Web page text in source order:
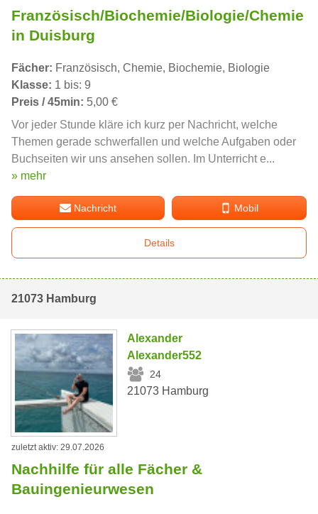
Französisch/Biochemie/Biologie/Chemie
in Duisburg
Fächer: Französisch, Chemie, Biochemie, Biologie
Klasse: 1 bis: 9
Preis / 45min: 5,00 €
Vor jeder Stunde kläre ich kurz per Nachricht, welche
Themen gerade schwerfallen und welche Aufgaben oder
Buchseiten wir uns ansehen sollen. Im Unterricht e...
» mehr
Nachricht Mobil
Details
21073 Hamburg
Alexander
Alexander552
24
21073 Hamburg
zuletzt aktiv: 29.07.2026
Nachhilfe für alle Fächer &
Bauingenieurwesen